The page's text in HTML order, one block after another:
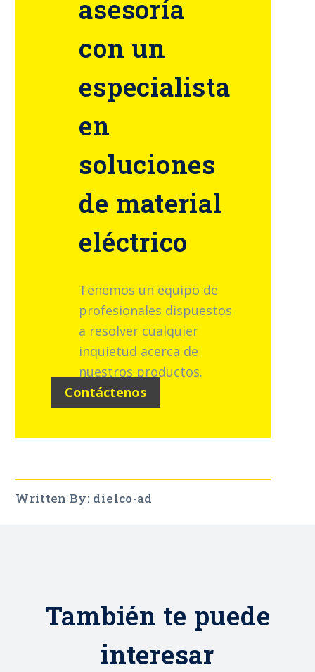
asesoría
con un
especialista
en
soluciones
de material
eléctrico
Tenemos un equipo de
profesionales dispuestos
a resolver cualquier
inquietud acerca de
nuestros productos.
Contáctenos
Written By: dielco-ad
También te puede
interesar